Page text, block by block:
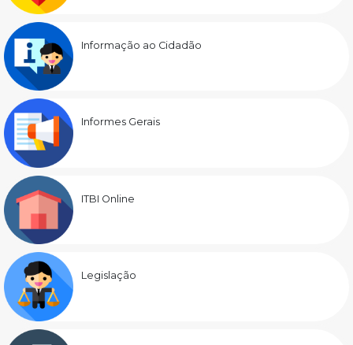
Informação ao Cidadão
Informes Gerais
ITBI Online
Legislação